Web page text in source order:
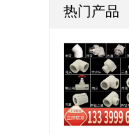
热门产品